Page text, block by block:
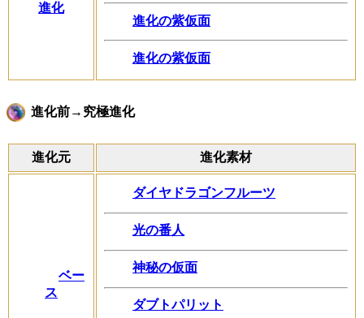
進化
進化の紫仮面
進化の紫仮面
進化前→究極進化
進化元 進化素材
ベー
ス
ダイヤドラゴンフルーツ
光の番人
神秘の仮面
ダブトパリット